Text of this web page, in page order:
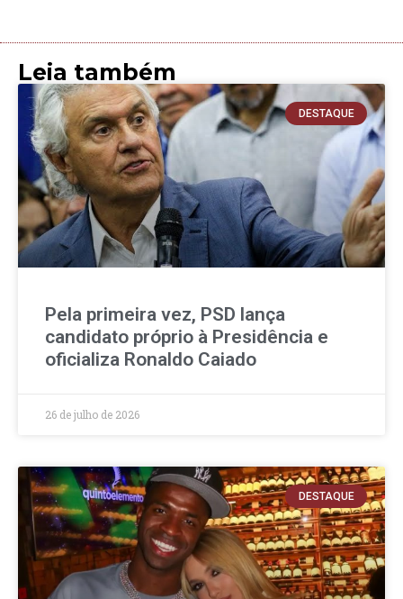
Leia também
DESTAQUE
Pela primeira vez, PSD lança
candidato próprio à Presidência e
oficializa Ronaldo Caiado
26 de julho de 2026
DESTAQUE